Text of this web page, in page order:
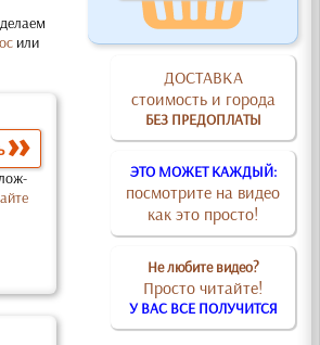
ДОСТАВКА
стоимость и города
БЕЗ ПРЕДОПЛАТЫ
ЭТО МОЖЕТ КАЖДЫЙ:
посмотрите на видео
как это просто!
Не любите видео?
Просто читайте!
У ВАС ВСЕ ПОЛУЧИТСЯ
или